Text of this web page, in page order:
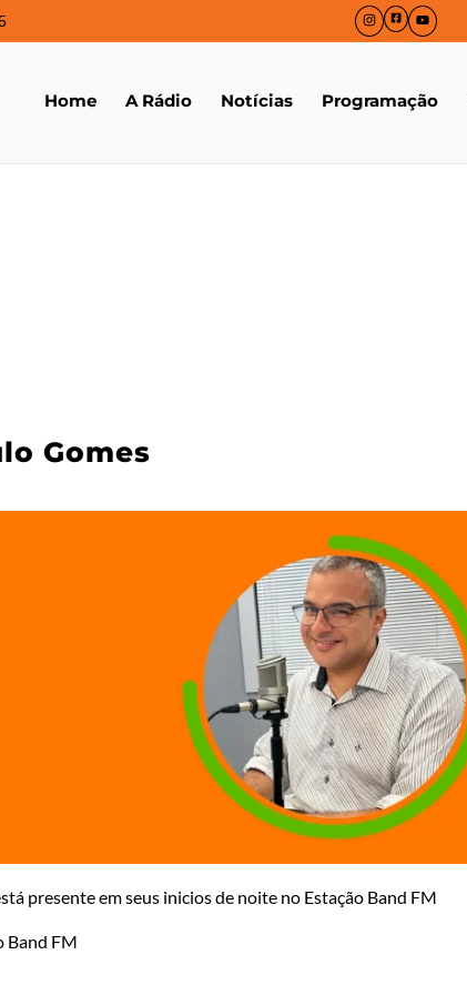
Home A Rádio Notícias Programação
Gomes
presente em seus inicios de noite no Estação Band FM
Band FM